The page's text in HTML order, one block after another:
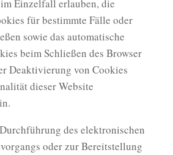
Einzelfall erlauben, die
für bestimmte Fälle oder
sowie das automatische
beim Schließen des Browser
Deaktivierung von Cookies
dieser Website
des elektronischen
oder zur Bereitstellung